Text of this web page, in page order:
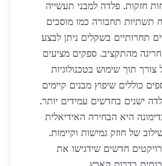
חזקות. פלדה למבני תעשייה
תשתיות תחבורה כמו מוסכים
תחרותיים בשקלים ניתן לבצע
חריגה מהתקציב. ספקים מציעים
תוך שימוש בטכנולוגיות
כוללים שיפוץ מבנים קיימים
ישנים בחדשים עמידים יותר.
היא הבחירה האידיאלית
של חוזק גמישות וקיימות.
פרויקטים חדשים שידגישו את